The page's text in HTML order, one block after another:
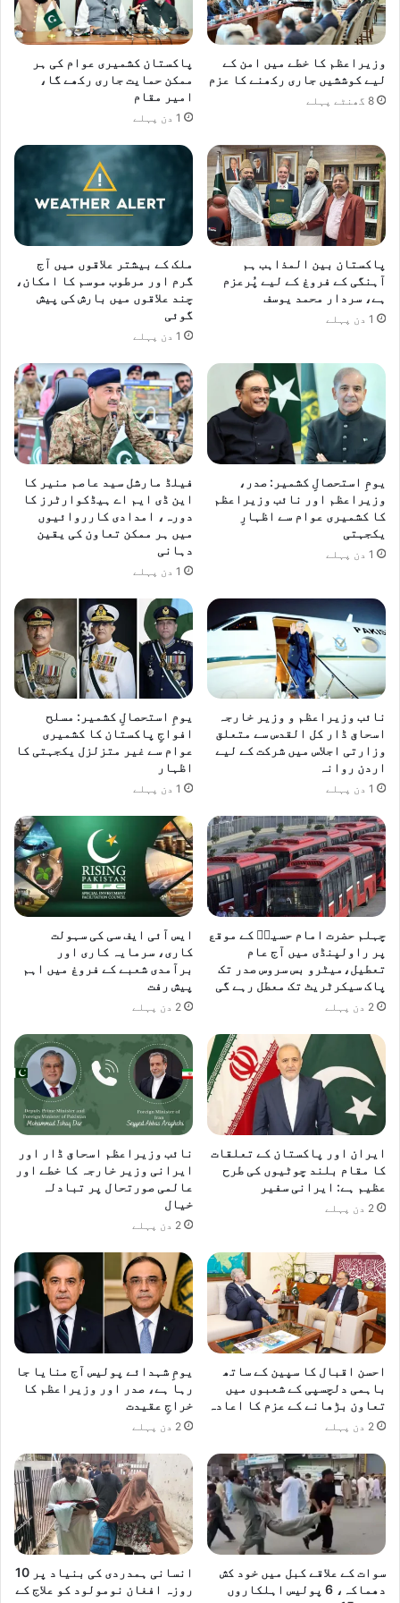
وزیراعظم کا خطے میں امن کے
لیے کوششیں جاری رکھنے کا عزم
8 گھنٹے پہلے
پاکستان کشمیری عوام کی ہر
ممکن حمایت جاری رکھے گا،
امیر مقام
1 دن پہلے
پاکستان بین المذاہب ہم
آہنگی کے فروغ کے لیے پُرعزم
ہے، سردار محمد یوسف
1 دن پہلے
ملک کے بیشتر علاقوں میں آج
گرم اور مرطوب موسم کا امکان،
چند علاقوں میں بارش کی پیش
گوئی
1 دن پہلے
یومِ استحصالِ کشمیر: صدر،
وزیراعظم اور نائب وزیراعظم
کا کشمیری عوام سے اظہارِ
یکجہتی
1 دن پہلے
فیلڈ مارشل سید عاصم منیر کا
این ڈی ایم اے ہیڈکوارٹرز کا
دورہ، امدادی کارروائیوں
میں ہر ممکن تعاون کی یقین
دہانی
1 دن پہلے
نائب وزیراعظم و وزیر خارجہ
اسحاق ڈار کل القدس سے متعلق
وزارتی اجلاس میں شرکت کے لیے
اردن روانہ
1 دن پہلے
یومِ استحصالِ کشمیر: مسلح
افواجِ پاکستان کا کشمیری
عوام سے غیر متزلزل یکجہتی کا
اظہار
1 دن پہلے
چہلم حضرت امام حسینؓ کے موقع
پر راولپنڈی میں آج عام
تعطیل،میٹرو بس سروس صدر تک
پاک سیکرٹریٹ تک معطل رہے گی
2 دن پہلے
ایس آئی ایف سی کی سہولت
کاری، سرمایہ کاری اور
برآمدی شعبے کے فروغ میں اہم
پیش رفت
2 دن پہلے
ایران اور پاکستان کے تعلقات
کا مقام بلند چوٹیوں کی طرح
عظیم ہے: ایرانی سفیر
2 دن پہلے
نائب وزیراعظم اسحاق ڈار اور
ایرانی وزیر خارجہ کا خطے اور
عالمی صورتحال پر تبادلہ
خیال
2 دن پہلے
احسن اقبال کا سپین کے ساتھ
باہمی دلچسپی کے شعبوں میں
تعاون بڑھانے کے عزم کا اعادہ
2 دن پہلے
یومِ شہدائے پولیس آج منایا جا
رہا ہے، صدر اور وزیراعظم کا
خراجِ عقیدت
2 دن پہلے
سوات کے علاقے کبل میں خود کش
دھماکہ، 6 پولیس اہلکاروں
انسانی ہمدردی کی بنیاد پر 10
روزہ افغان نومولود کو علاج کے